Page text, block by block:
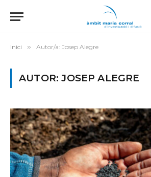
Inici » Autor/a: Josep Alegre
AUTOR: JOSEP ALEGRE